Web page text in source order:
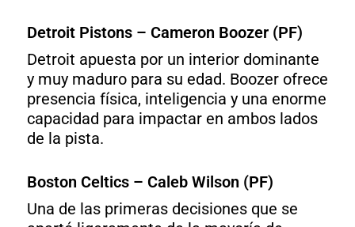
Detroit Pistons – Cameron Boozer (PF)
Detroit apuesta por un interior dominante
y muy maduro para su edad. Boozer ofrece
presencia física, inteligencia y una enorme
capacidad para impactar en ambos lados
de la pista.
Boston Celtics – Caleb Wilson (PF)
Una de las primeras decisiones que se